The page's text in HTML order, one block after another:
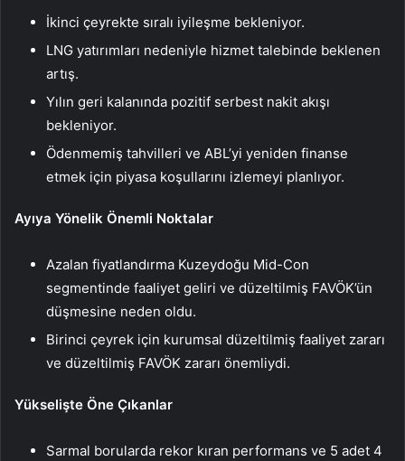
İkinci çeyrekte sıralı iyileşme bekleniyor.
LNG yatırımları nedeniyle hizmet talebinde beklenen
artış.
Yılın geri kalanında pozitif serbest nakit akışı
bekleniyor.
Ödenmemiş tahvilleri ve ABL’yi yeniden finanse
etmek için piyasa koşullarını izlemeyi planlıyor.
Ayıya Yönelik Önemli Noktalar
Azalan fiyatlandırma Kuzeydoğu Mid-Con
segmentinde faaliyet geliri ve düzeltilmiş FAVÖK’ün
düşmesine neden oldu.
Birinci çeyrek için kurumsal düzeltilmiş faaliyet zararı
ve düzeltilmiş FAVÖK zararı önemliydi.
Yükselişte Öne Çıkanlar
Sarmal borularda rekor kıran performans ve 5 adet 4